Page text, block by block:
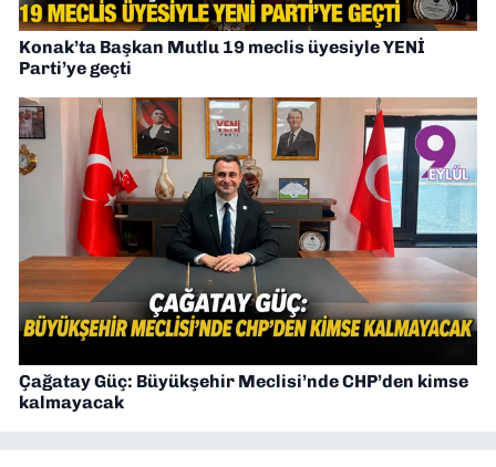
Konak’ta Başkan Mutlu 19 meclis üyesiyle YENİ
Parti’ye geçti
Çağatay Güç: Büyükşehir Meclisi’nde CHP’den kimse
kalmayacak